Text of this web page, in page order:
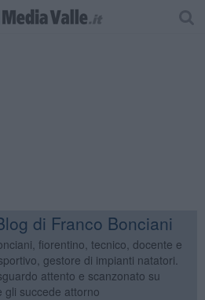
di Franco Bonciani
fiorentino, tecnico, docente e
gestore di impianti natatori.
attento e scanzonato su
gli succede attorno